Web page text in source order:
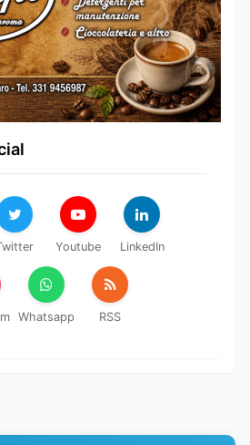
Youtube LinkedIn
Whatsapp RSS